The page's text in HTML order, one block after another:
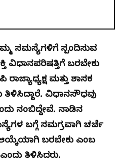
ಸಮಸ್ಯೆಗಳಿಗೆ ಸ್ಪಂದಿಸುವ
ವಿಧಾನಪರಿಷತ್ತಿಗೆ ಬರಬೇಕು
ಮತ್ತು ಶಾಸಕ
ವಿಧಾನಸೌಧವು
ನಂಬಿದ್ದೇವೆ. ನಾಡಿನ
ಬಗ್ಗೆ ಸಮಗ್ರವಾಗಿ ಚರ್ಚೆ
ಬರಬೇಕು ಎಂಬ
ತಿಳಿಸಿದರು.